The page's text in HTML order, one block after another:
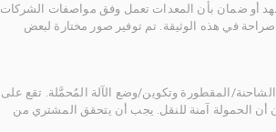
أو ضمان بأن المعدات تعمل وفق مواصفات الشركات
في هذه الوثيقة. تم توفير صور مختارة لبعض
الشاحنة/المقطورة وتكوين/وضع الآلة المُحمَّلة. تقع على
أن الحمولة آمنة للنقل. يجب أن يتحقق المشتري من